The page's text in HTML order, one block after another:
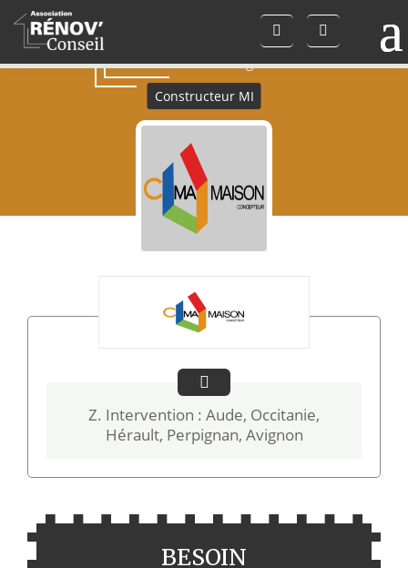
C’MA MAISON
- Guillaume Boulogne -
Constructeur MI
Z. Intervention : Aude, Occitanie,
Hérault, Perpignan, Avignon
BESOIN